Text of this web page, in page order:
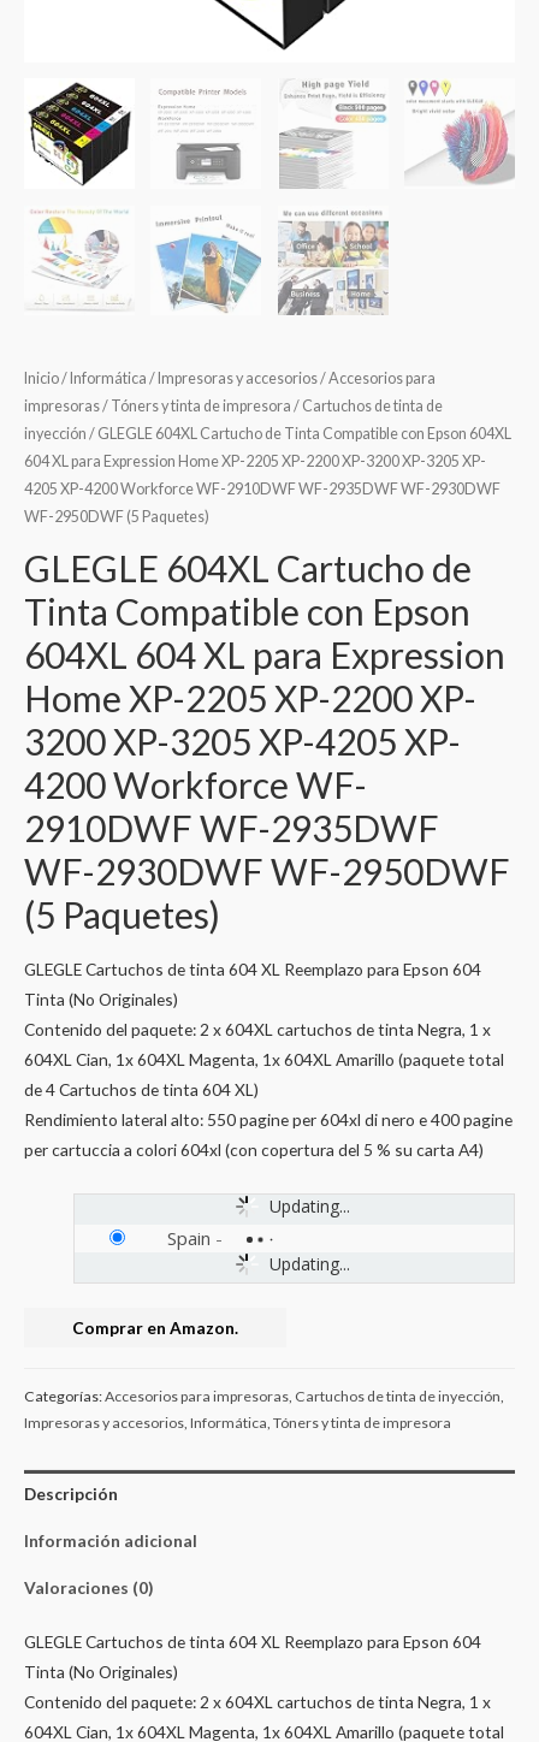
Inicio/ Informática / Impresoras y accesorios/Accesorios para
impresoras/ Tóners y tinta de impresora / Cartuchos de tinta de
inyección / GLEGLE 604XL Cartucho de Tinta Compatible con Epson 604XL
604 XL para Expression Home XP-2205 XP-2200 XP-3200 XP-3205 XP-
4205 XP-4200 Workforce WF-2910DWF WF-2935DWF WF-2930DWF
WF-2950DWF (5 Paquetes)
GLEGLE 604XL Cartucho de
Tinta Compatible con Epson
604XL 604 XL para Expression
Home XP-2205 XP-2200 XP-
3200 XP-3205 XP-4205 XP-
4200 Workforce WF-
2910DWF WF-2935DWF
WF-2930DWF WF-2950DWF
(5 Paquetes)
GLEGLE Cartuchos de tinta 604 XL Reemplazo para Epson 604
Tinta (No Originales)
Contenido del paquete: 2 x 604XL cartuchos de tinta Negra, 1 x
604XL Cian, 1x 604XL Magenta, 1x 604XL Amarillo (paquete total
de 4 Cartuchos de tinta 604 XL)
Rendimiento lateral alto: 550 pagine per 604xl di nero e 400 pagine
per cartuccia a colori 604xl (con copertura del 5 % su carta A4)
Updating...
Updating...
Spain -
Comprar en Amazon.
Categorías:Accesorios para impresoras, Cartuchos de tinta de inyección,
Impresoras y accesorios, Informática, Tóners y tinta de impresora
Descripción
Información adicional
Valoraciones (0)
GLEGLE Cartuchos de tinta 604 XL Reemplazo para Epson 604
Tinta (No Originales)
Contenido del paquete: 2 x 604XL cartuchos de tinta Negra, 1 x
604XL Cian, 1x 604XL Magenta, 1x 604XL Amarillo (paquete total